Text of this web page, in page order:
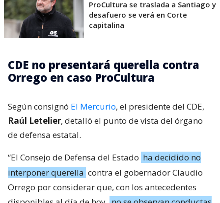
ProCultura se traslada a Santiago y
desafuero se verá en Corte
capitalina
CDE no presentará querella contra
Orrego en caso ProCultura
Según consignó El Mercurio, el presidente del CDE,
Raúl Letelier, detalló el punto de vista del órgano
de defensa estatal.
“El Consejo de Defensa del Estado ha decidido no
interponer querella contra el gobernador Claudio
Orrego por considerar que, con los antecedentes